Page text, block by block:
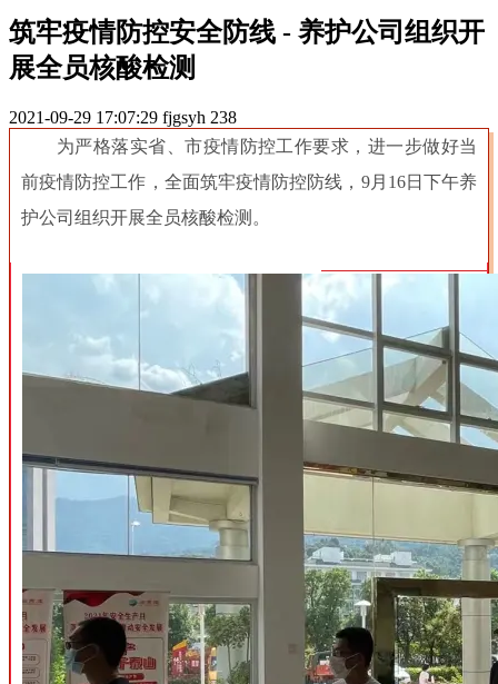
筑牢疫情防控安全防线 - 养护公司组织开
展全员核酸检测
2021-09-29 17:07:29 fjgsyh 238
为严格落实省、市疫情防控工作要求，进一步做好当
前疫情防控工作，全面筑牢疫情防控防线，9月16日下午养
护公司组织开展全员核酸检测。